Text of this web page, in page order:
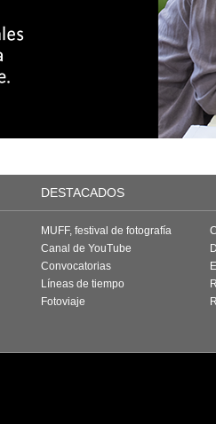
DESTACADOS
MUFF, festival de fotografía
Canal de YouTube
Convocatorias
Líneas de tiempo
Fotoviaje